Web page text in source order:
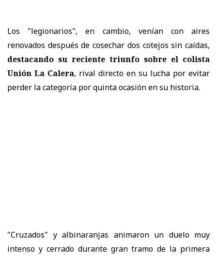
Los "legionarios", en cambio, venían con aires
renovados después de cosechar dos cotejos sin caídas,
destacando su reciente triunfo sobre el colista
Unión La Calera, rival directo en su lucha por evitar
perder la categoría por quinta ocasión en su historia.
"Cruzados" y albinaranjas animaron un duelo muy
intenso y cerrado durante gran tramo de la primera